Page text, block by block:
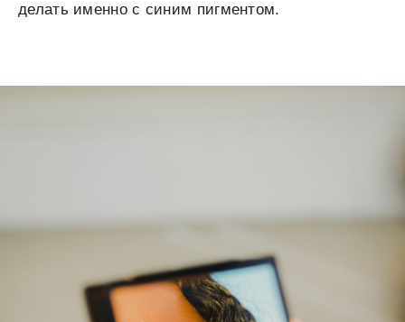
делать именно с синим пигментом.